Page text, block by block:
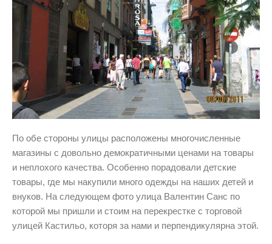
По обе стороны улицы расположены многочисленные
магазины с довольно демократичными ценами на товары
и неплохого качества. Особенно порадовали детские
товары, где мы накупили много одежды на наших детей и
внуков. На следующем фото улица Валентин Санс по
которой мы пришли и стоим на перекрестке с торговой
улицей Кастильо, которя за нами и перпендикулярна этой.